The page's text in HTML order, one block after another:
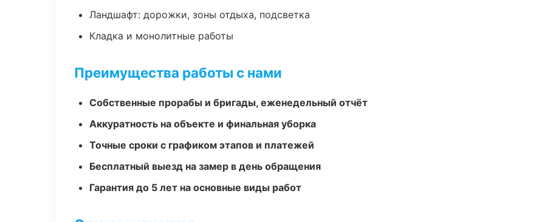
Ландшафт: дорожки, зоны отдыха, подсветка
Кладка и монолитные работы
Преимущества работы с нами
Собственные прорабы и бригады, еженедельный отчёт
Аккуратность на объекте и финальная уборка
Точные сроки с графиком этапов и платежей
Бесплатный выезд на замер в день обращения
Гарантия до 5 лет на основные виды работ